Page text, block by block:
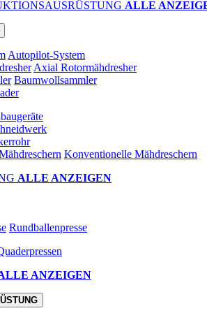
ALLE
Autopilot-System
Axial Rotormähdresher
Baumwollsammler
Konventionelle Mähdreschern
ALLE ANZEIGEN
Rundballenpresse
ANZEIGEN